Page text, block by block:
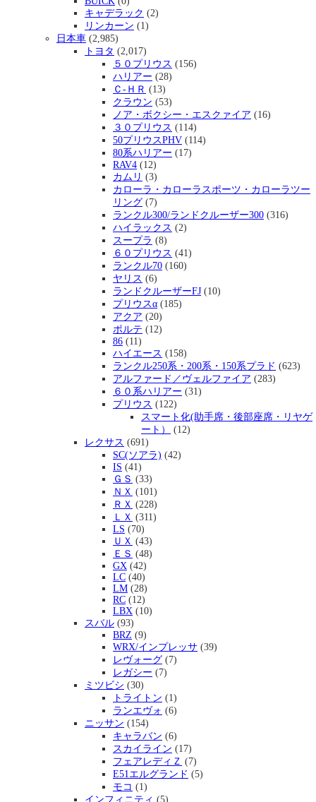
キャデラック (2)
リンカーン (1)
日本車 (2,985)
トヨタ (2,017)
５０プリウス (156)
ハリアー (28)
Ｃ-ＨＲ (13)
クラウン (53)
ノア・ボクシー・エスクァイア (16)
３０プリウス (114)
50プリウスPHV (114)
80系ハリアー (17)
RAV4 (12)
カムリ (3)
カローラ・カローラスポーツ・カローラツー
リング (7)
ランクル300/ランドクルーザー300 (316)
ハイラックス (2)
スープラ (8)
６０プリウス (41)
ランクル70 (160)
ヤリス (6)
ランドクルーザーFJ (10)
プリウスα (185)
アクア (20)
ポルテ (12)
86 (11)
ハイエース (158)
ランクル250系・200系・150系プラド (623)
アルファード／ヴェルファイア (283)
６０系ハリアー (31)
プリウス (122)
スマート化(助手席・後部座席・リヤゲ
ート）
(12)
レクサス (691)
SC(ソアラ) (42)
IS (41)
ＧＳ (33)
ＮＸ (101)
ＲＸ (228)
ＬＸ (311)
LS (70)
ＵＸ (43)
ＥＳ (48)
GX (42)
LC (40)
LM (28)
RC (12)
LBX (10)
スバル (93)
BRZ (9)
WRX/インプレッサ (39)
レヴォーグ (7)
レガシー (7)
ミツビシ (30)
トライトン (1)
ランエヴォ (6)
ニッサン (154)
キャラバン (6)
スカイライン (17)
フェアレディＺ (7)
E51エルグランド (5)
モコ (1)
インフィニティ (5)